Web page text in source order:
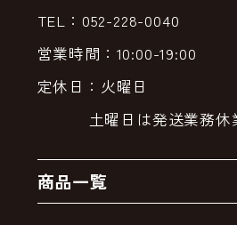
TEL：052-228-0040
営業時間：10:00-19:00
定休日：火曜日
土曜日は発送業務休
商品一覧